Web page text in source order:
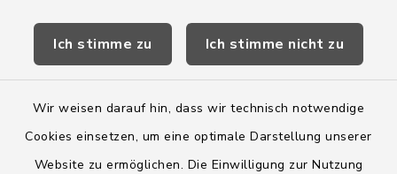
Ich stimme zu Ich stimme nicht zu
Wir weisen darauf hin, dass wir technisch notwendige
Cookies einsetzen, um eine optimale Darstellung unserer
Website zu ermöglichen. Die Einwilligung zur Nutzung
Wege-Zweckverband